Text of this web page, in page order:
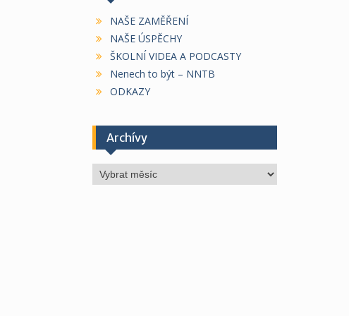
NAŠE ZAMĚŘENÍ
NAŠE ÚSPĚCHY
ŠKOLNÍ VIDEA A PODCASTY
Nenech to být – NNTB
ODKAZY
Archívy
Archívy